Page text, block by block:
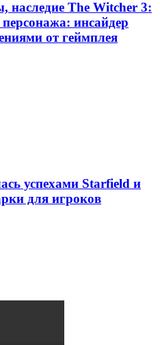
наследие The Witcher 3:
инсайдер
от геймплея
успехами Starfield и
для игроков